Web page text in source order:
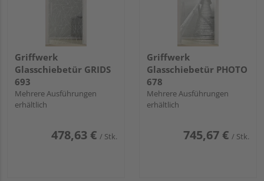
Griffwerk
Glasschiebetür GRIDS
693
Mehrere Ausführungen
erhältlich
478,63 € / Stk.
Griffwerk
Glasschiebetür PHOTO
678
Mehrere Ausführungen
erhältlich
745,67 € / Stk.